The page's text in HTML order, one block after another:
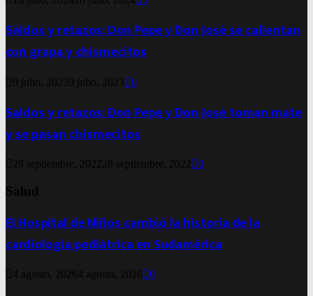
Saldos y retazos: Don Pepe y Don José se calientan
con grapa y chismecitos
9 julio, 20239 julio, 2023 0
Saldos y retazos: Don Pepe y Don José toman mate
y se pasan chismecitos
28 septiembre, 2022 28 septiembre, 2022 0
Salud
El Hospital de Niños cambió la historia de la
cardiología pediátrica en Sudamérica
4 agosto, 20264 agosto, 2026 0